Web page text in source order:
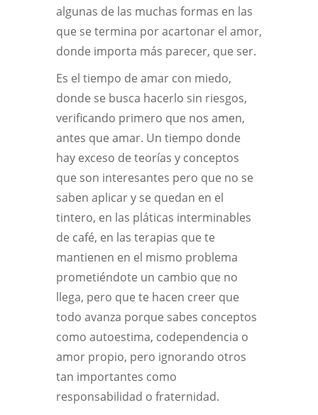
algunas de las muchas formas en las
que se termina por acartonar el amor,
donde importa más parecer, que ser.
Es el tiempo de amar con miedo,
donde se busca hacerlo sin riesgos,
verificando primero que nos amen,
antes que amar. Un tiempo donde
hay exceso de teorías y conceptos
que son interesantes pero que no se
saben aplicar y se quedan en el
tintero, en las pláticas interminables
de café, en las terapias que te
mantienen en el mismo problema
prometiéndote un cambio que no
llega, pero que te hacen creer que
todo avanza porque sabes conceptos
como autoestima, codependencia o
amor propio, pero ignorando otros
tan importantes como
responsabilidad o fraternidad.